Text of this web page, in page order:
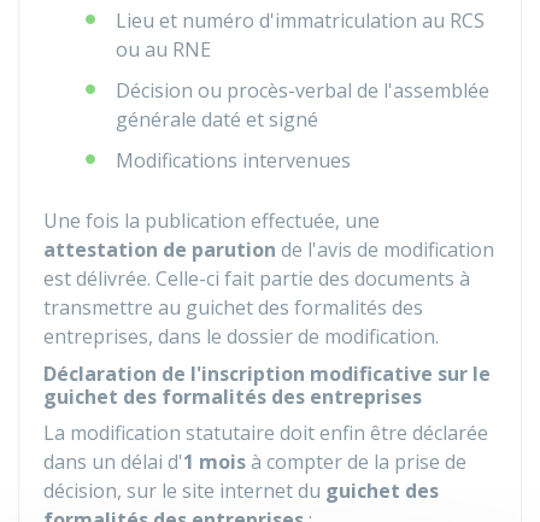
Lieu et numéro d'immatriculation au RCS
ou au RNE
Décision ou procès-verbal de l'assemblée
générale daté et signé
Modifications intervenues
Une fois la publication effectuée, une
attestation de parution de l'avis de modification
est délivrée. Celle-ci fait partie des documents à
transmettre au guichet des formalités des
entreprises, dans le dossier de modification.
Déclaration de l'inscription modificative sur le
guichet des formalités des entreprises
La modification statutaire doit enfin être déclarée
dans un délai d'1 moisà compter de la prise de
décision, sur le site internet du guichet des